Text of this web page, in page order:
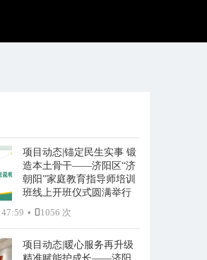
项目动态|锚定民生实事 锻
造本土骨干——济阳区“济
朝阳”家庭教育指导师培训
班线上开班仪式圆满举行
• 1056 次
项目动态|暖心服务再升级